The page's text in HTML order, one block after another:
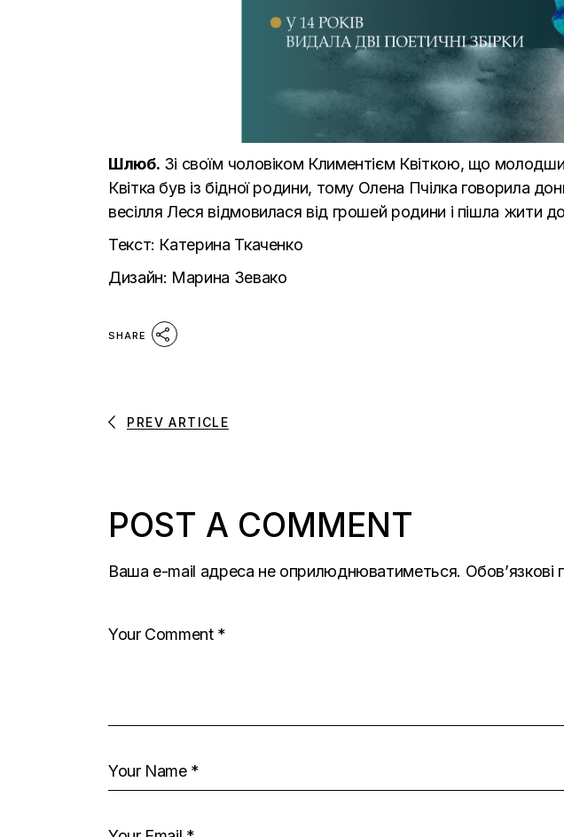
Шлюб. Зі своїм чоловіком Климентієм Квіткою, що
Квітка був із бідної родини, тому Олена Пчілка говорила
весілля Леся відмовилася від грошей родини і пішла жити
Текст: Катерина Ткаченко
Дизайн: Марина Зевако
SHARE
PREV ARTICLE
POST A COMMENT
Ваша e-mail адреса не оприлюднюватиметься. Обов’язкові